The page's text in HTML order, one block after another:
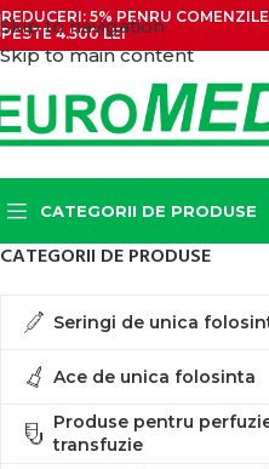
Skip to navigation
Skip to main content
REDUCERI: 5% PENRU
PESTE 4.500 LEI
CATEGORII DE PRODUSE
Seringi cu ac pentru
insulina
Seringi pentru irigatii
CATEGORII DE PRODUSE
Seringi de unica
Ace de unica folosinta
Produse pentru
transfuzie